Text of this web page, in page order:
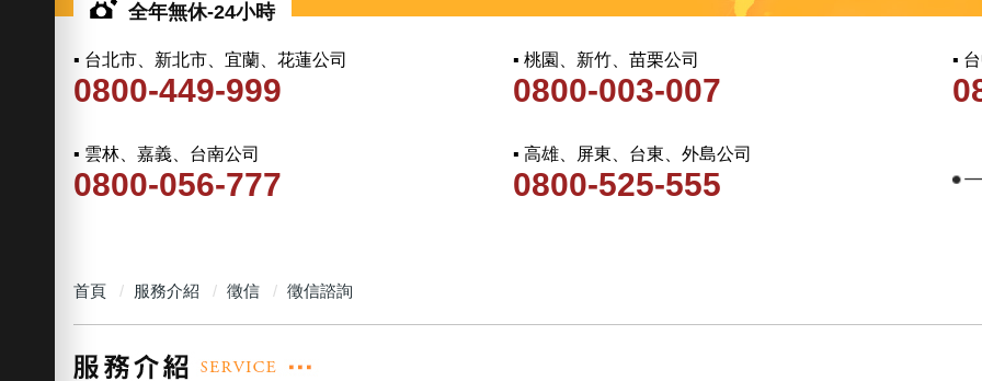
全年無休-24小時
▪ 台北市、新北市、宜蘭、花蓮公司
0800-449-999
▪ 桃園、新竹、苗栗公司
0800-003-007
▪
▪ 雲林、嘉義、台南公司
0800-056-777
▪ 高雄、屏東、台東、外島公司
0800-525-555
首頁 服務介紹 徵信 徵信諮詢